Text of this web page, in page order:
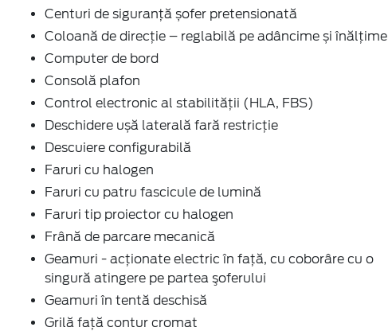
Centuri de siguranţă șofer pretensionată
Coloană de direcție – reglabilă pe adâncime și înălțime
Computer de bord
Consolă plafon
Control electronic al stabilității (HLA, FBS)
Deschidere ușă laterală fară restricție
Descuiere configurabilă
Faruri cu halogen
Faruri cu patru fascicule de lumină
Faruri tip proiector cu halogen
Frână de parcare mecanică
Geamuri - acţionate electric în faţă, cu coborâre cu o
singură atingere pe partea şoferului
Geamuri în tentă deschisă
Grilă față contur cromat